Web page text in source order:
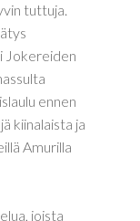
tuttuja.
Jokereiden
ennen
kiinalaista ja
Amurilla
joista